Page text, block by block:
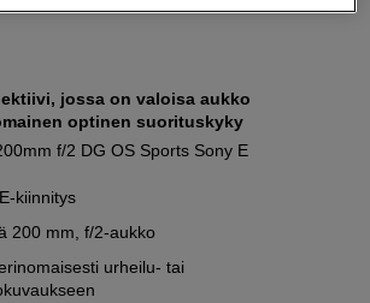
jossa on valoisa aukko
optinen suorituskyky
f/2 DG OS Sports Sony E
kiinnitys
200 mm, f/2-aukko
urheilu- tai